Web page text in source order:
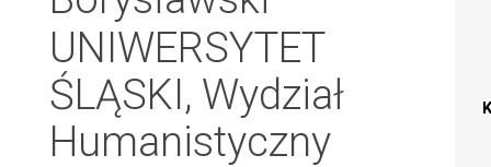
UNIWERSYTET
ŚLĄSKI, Wydział
Humanistyczny